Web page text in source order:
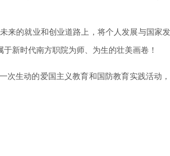
来的就业和创业道路上，将个人发展与国家
新时代南方职院为师、为生的壮美画卷！
次生动的爱国主义教育和国防教育实践活动